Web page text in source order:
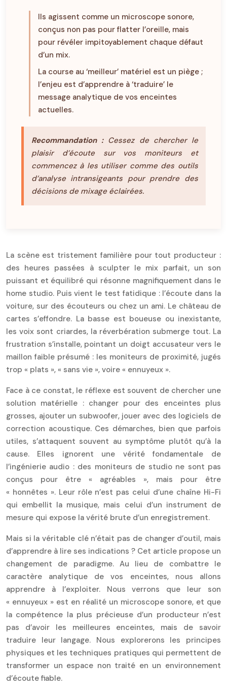
Ils agissent comme un microscope sonore,
conçus non pas pour flatter l’oreille, mais
pour révéler impitoyablement chaque défaut
d’un mix.
La course au ‘meilleur’ matériel est un piège ;
l’enjeu est d’apprendre à ‘traduire’ le
message analytique de vos enceintes
actuelles.
Recommandation :Cessez de chercher le
plaisir d’écoute sur vos moniteurs et
commencez à les utiliser comme des outils
d’analyse intransigeants pour prendre des
décisions de mixage éclairées.
La scène est tristement familière pour tout producteur :
des heures passées à sculpter le mix parfait, un son
puissant et équilibré qui résonne magnifiquement dans le
home studio. Puis vient le test fatidique : l’écoute dans la
voiture, sur des écouteurs ou chez un ami. Le château de
cartes s’effondre. La basse est boueuse ou inexistante,
les voix sont criardes, la réverbération submerge tout. La
frustration s’installe, pointant un doigt accusateur vers le
maillon faible présumé : les moniteurs de proximité, jugés
trop « plats », « sans vie », voire « ennuyeux ».
Face à ce constat, le réflexe est souvent de chercher une
solution matérielle : changer pour des enceintes plus
grosses, ajouter un subwoofer, jouer avec des logiciels de
correction acoustique. Ces démarches, bien que parfois
utiles, s’attaquent souvent au symptôme plutôt qu’à la
cause. Elles ignorent une vérité fondamentale de
l’ingénierie audio : des moniteurs de studio ne sont pas
conçus pour être « agréables », mais pour être
« honnêtes ». Leur rôle n’est pas celui d’une chaîne Hi-Fi
qui embellit la musique, mais celui d’un instrument de
mesure qui expose la vérité brute d’un enregistrement.
Mais si la véritable clé n’était pas de changer d’outil, mais
d’apprendre à lire ses indications ? Cet article propose un
changement de paradigme. Au lieu de combattre le
caractère analytique de vos enceintes, nous allons
apprendre à l’exploiter. Nous verrons que leur son
« ennuyeux » est en réalité un microscope sonore, et que
la compétence la plus précieuse d’un producteur n’est
pas d’avoir les meilleures enceintes, mais de savoir
traduire leur langage. Nous explorerons les principes
physiques et les techniques pratiques qui permettent de
transformer un espace non traité en un environnement
d’écoute fiable.